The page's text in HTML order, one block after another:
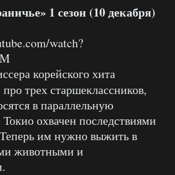
1 сезон (10 декабря)
watch?
корейского хита
про трех старшеклассников,
в параллельную
Токио охвачен последствиями
им нужно выжить в
животными и